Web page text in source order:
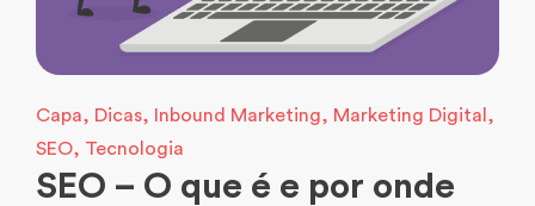
Capa, Dicas, Inbound Marketing, Marketing Digital ,
SEO, Tecnologia
SEO – O que é e por onde